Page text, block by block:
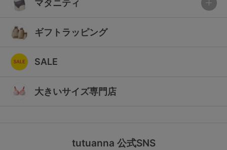
マタニティ
ギフトラッピング
SALE
大きいサイズ専門店
tutuanna 公式SNS